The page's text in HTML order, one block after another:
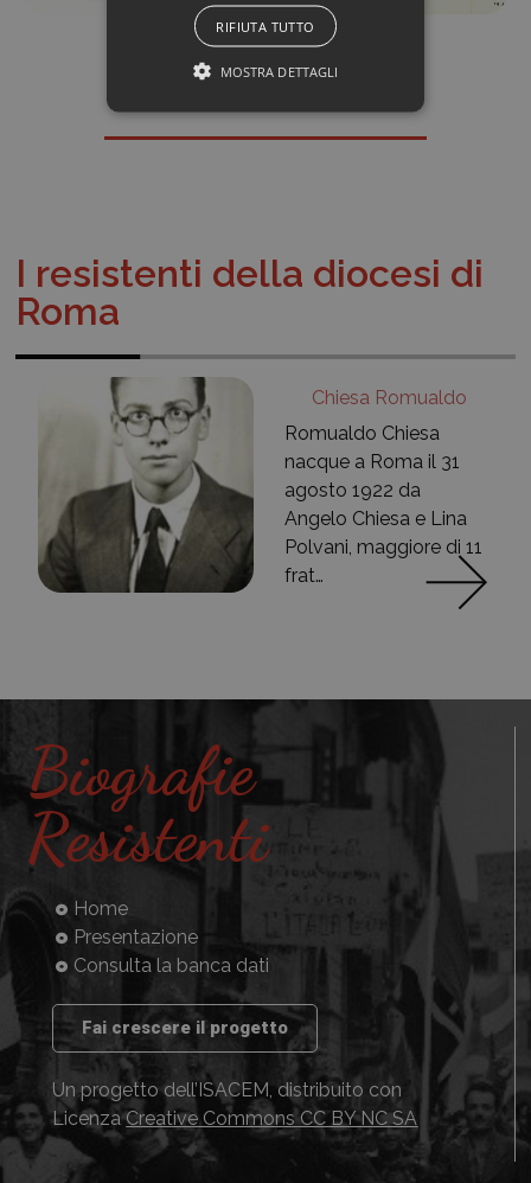
I resistenti della diocesi di
Roma
Chiesa Romualdo
Romualdo Chiesa
nacque a Roma il 31
agosto 1922 da
Angelo Chiesa e Lina
Polvani, maggiore di 11
frat…
Biografie
Resistenti
Home
Presentazione
Consulta la banca dati
Fai crescere il progetto
Un progetto dell’ISACEM, distribuito con
LicenzaCreative Commons CC BY NC SA
RIFIUTA TUTTO
MOSTRA DETTAGLI